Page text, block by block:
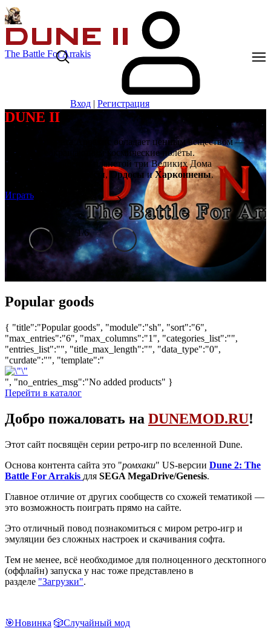
The Battle For Arrakis
Вход | Регистрация
DUNE II
Далёкая планета Арракис обладает ценным веществом —
спайсом, сокращающим космические полёты.
Борются за владение планетой три Великих Дома
Ландсраада:
Атрейдесы, ОрдосыиХарконнены.
Играть
1/6
Popular goods
{ "title":"Popular goods", "module":"sh", "sort":"6",
"max_entries":"6", "max_columns":"1", "categories_list":"",
"entries_list":"", "title_max_length":"", "data_type":"0",
"curdate":"", "template":"
", "no_entries_msg":"No added products" }
Перейти в каталог
Добро пожаловать на DUNEMOD.RU!
Этот сайт посвящён серии ретро-игр по вселенной Dune.
Основа контента сайта это "ромхаки" US-версии Dune 2: The
Battle For Arrakis для SEGA MegaDrive/Genesis.
Главное отличие от других сообществ со схожей тематикой —
это возможность поиграть прямо на сайте.
Это отличный повод познакомиться с миром ретро-игр и
эмуляции без сложных настроек и скачивания софта.
Тем не менее, всё необходимое для полноценного десктопного
(оффлайн) запуска у нас тоже представлено в
разделе "Загрузки".
🎯Новинка 🎲Случайный мод